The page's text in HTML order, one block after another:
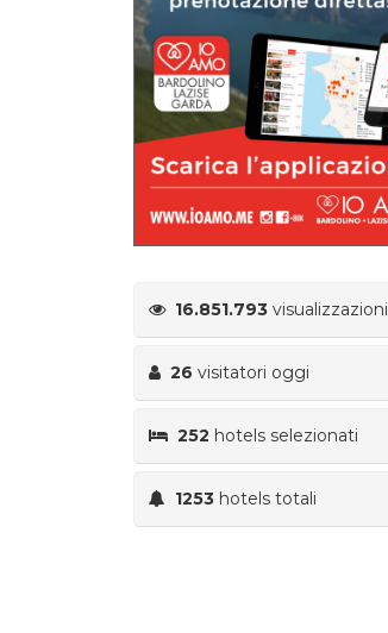
16.851.793 visualizzazioni
26 visitatori oggi
252 hotels selezionati
1253 hotels totali